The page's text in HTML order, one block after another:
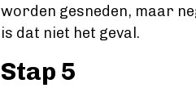
worden gesneden, maar
is dat niet het geval.
Stap 5